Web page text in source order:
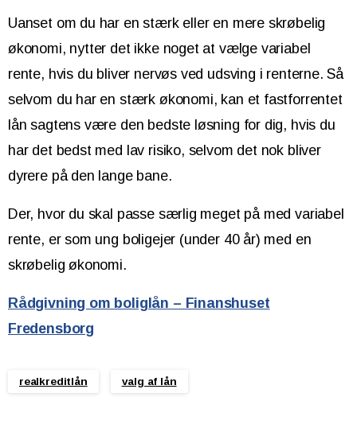
Uanset om du har en stærk eller en mere skrøbelig
økonomi, nytter det ikke noget at vælge variabel
rente, hvis du bliver nervøs ved udsving i renterne. Så
selvom du har en stærk økonomi, kan et fastforrentet
lån sagtens være den bedste løsning for dig, hvis du
har det bedst med lav risiko, selvom det nok bliver
dyrere på den lange bane.
Der, hvor du skal passe særlig meget på med variabel
rente, er som ung boligejer (under 40 år) med en
skrøbelig økonomi.
Rådgivning om boliglån – Finanshuset
Fredensborg
realkreditlån valg af lån